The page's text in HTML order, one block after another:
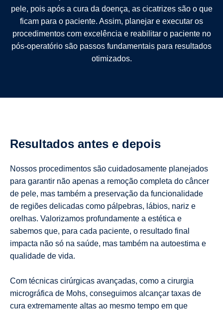
pele, pois após a cura da doença, as cicatrizes são o que
ficam para o paciente. Assim, planejar e executar os
procedimentos com excelência e reabilitar o paciente no
pós-operatório são passos fundamentais para resultados
otimizados.
Resultados antes e depois
Nossos procedimentos são cuidadosamente planejados
para garantir não apenas a remoção completa do câncer
de pele, mas também a preservação da funcionalidade
de regiões delicadas como pálpebras, lábios, nariz e
orelhas. Valorizamos profundamente a estética e
sabemos que, para cada paciente, o resultado final
impacta não só na saúde, mas também na autoestima e
qualidade de vida.
Com técnicas cirúrgicas avançadas, como a cirurgia
micrográfica de Mohs, conseguimos alcançar taxas de
cura extremamente altas ao mesmo tempo em que